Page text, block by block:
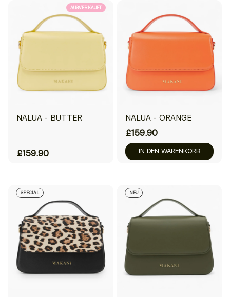
AUSVERKAUFT
NALUA - BUTTER
£159.90
NALUA - ORANGE
£159.90
IN DEN WARENKORB
SPECIAL NEU